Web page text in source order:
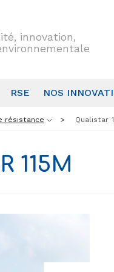
innovation,
RSE NOS
résistance Qualistar
115Μ